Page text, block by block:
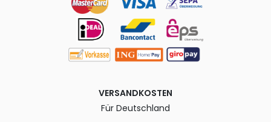
VERSANDKOSTEN
Für Deutschland